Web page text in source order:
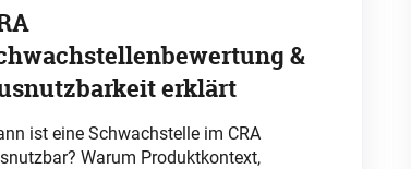
&
erklärt
ist eine Schwachstelle im CRA
Warum Produktkontext,